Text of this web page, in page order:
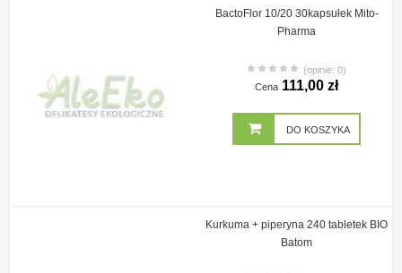
BactoFlor 10/20 30kapsułek Mito-
Pharma
(opinie: 0)
Cena 111,00 zł
DO KOSZYKA
Kurkuma + piperyna 240 tabletek BIO
Batom